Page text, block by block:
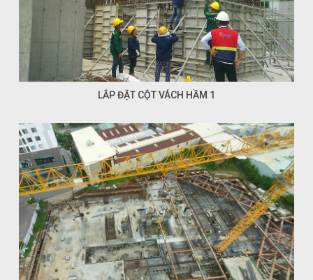
LẮP ĐẶT CỘT VÁCH HẦM 1